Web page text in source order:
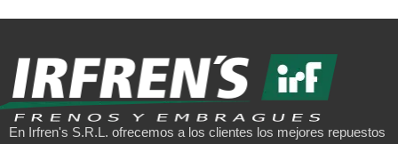
En Irfren's S.R.L. ofrecemos a los clientes los mejores repuestos